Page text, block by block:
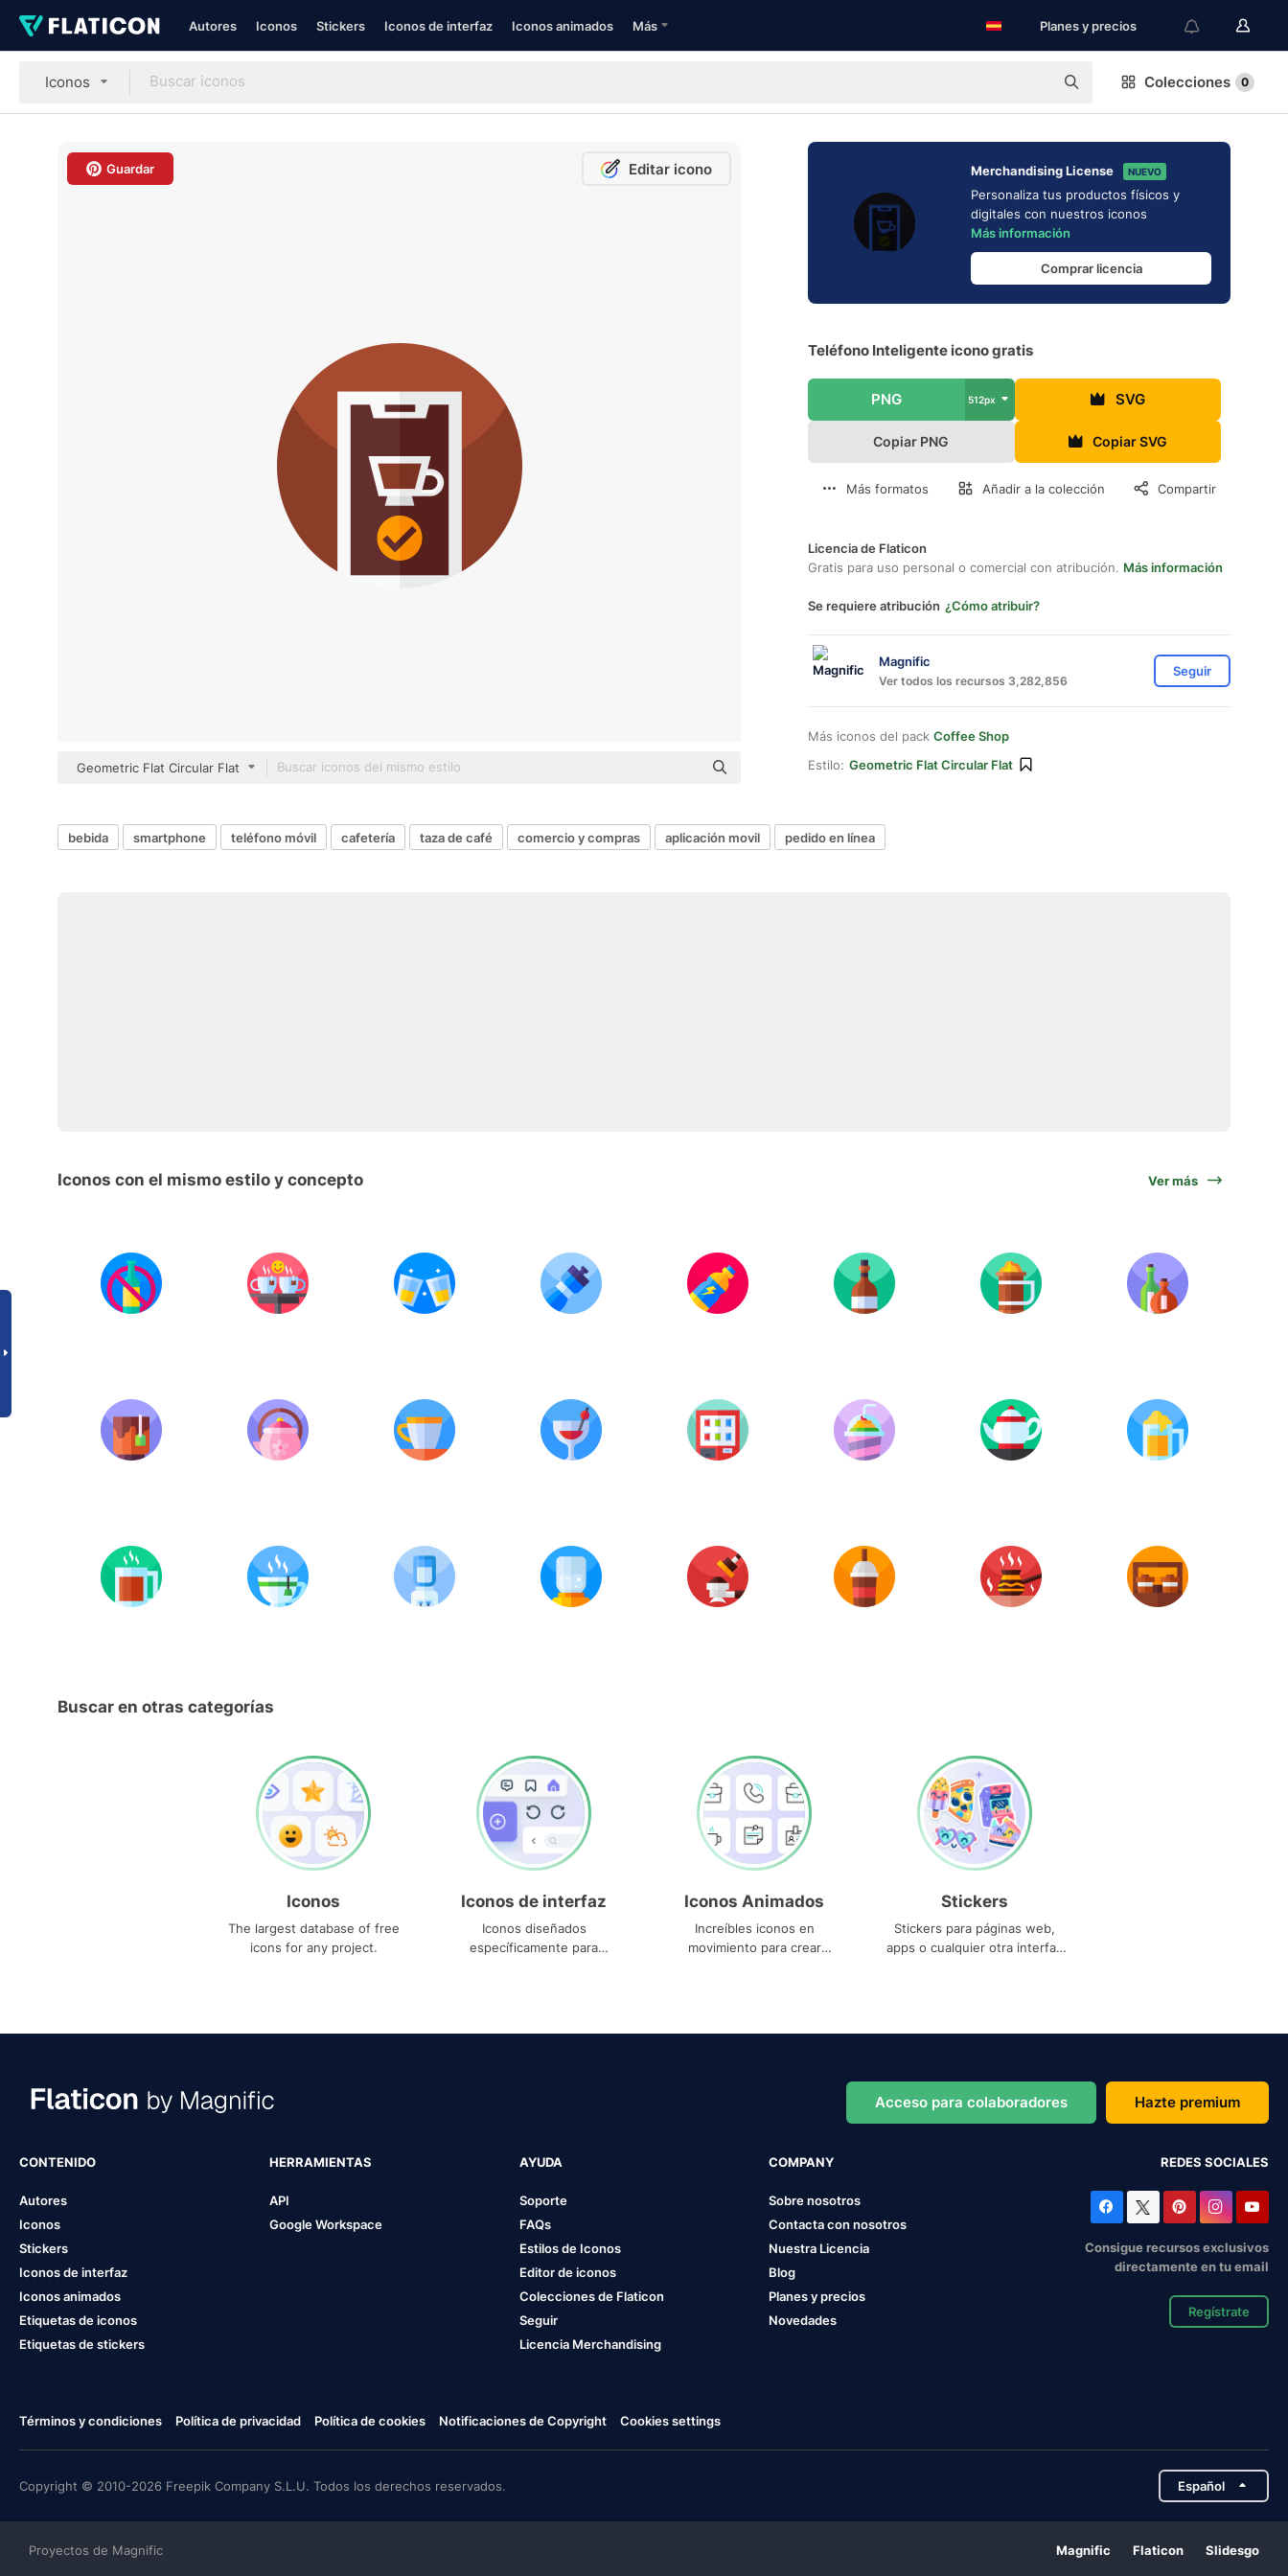
Autores Iconos Stickers Iconos de interfaz Iconos animados Más Planes y precios
Iconos Colecciones 0
Guardar Editar icono
Geometric Flat Circular Flat
Merchandising License NUEVO
Personaliza tus productos físicos y
digitales con nuestros iconos
Más información
Comprar licencia
Teléfono Inteligente icono gratis
PNG 512px SVG
Copiar PNG Copiar SVG
Más formatos Añadir a la colección Compartir
Licencia de Flaticon
Gratis para uso personal o comercial con atribución. Más información
Se requiere atribución ¿Cómo atribuir?
Magnific
Ver todos los recursos 3,282,856
Seguir
Más iconos del pack Coffee Shop
Estilo: Geometric Flat Circular Flat
bebida smartphone teléfono móvil cafetería taza de café comercio y compras aplicación movil pedido en línea
Iconos con el mismo estilo y concepto Ver más
Buscar en otras categorías
Iconos
The largest database of free
icons for any project.
Iconos de interfaz
Iconos diseñados
específicamente para
Iconos Animados
Increíbles iconos en
movimiento para crear
Stickers
Stickers para páginas web,
apps o cualquier otra interfaz
Acceso para colaboradores Hazte premium
CONTENIDO
Autores
Iconos
Stickers
Iconos de interfaz
Iconos animados
Etiquetas de iconos
Etiquetas de stickers
HERRAMIENTAS
API
Google Workspace
AYUDA
Soporte
FAQs
Estilos de Iconos
Editor de iconos
Colecciones de Flaticon
Seguir
Licencia Merchandising
COMPANY
Sobre nosotros
Contacta con nosotros
Nuestra Licencia
Blog
Planes y precios
Novedades
REDES SOCIALES
Consigue recursos exclusivos
directamente en tu email
Regístrate
Términos y condiciones Política de privacidad Política de cookies Notificaciones de Copyright Cookies settings
Copyright © 2010-2026 Freepik Company S.L.U. Todos los derechos reservados. Español
Proyectos de Magnific Magnific Flaticon Slidesgo